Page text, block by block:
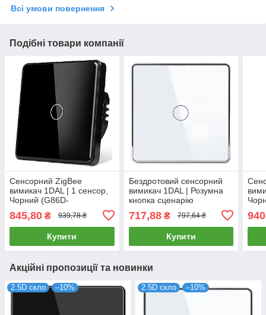
Всі умови повернення
Подібні товари компанії
Сенсорний ZigBee
вимикач 1DAL | 1 сенсор,
Чорний (G86D-
845,80 ₴ 939,78 ₴
Купити
Бездротовий сенсорний
вимикач 1DAL | Розумна
кнопка сценарію
сенсор (ZBSC101.WT)
717,88₴ 797,64 ₴
Купити
Акційні пропозиції та новинки
2.5D скло –10% 2.5D скло –10%